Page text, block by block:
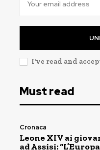
I've read and
Must read
Cronaca
Leone XIV ai
ad Assisi: